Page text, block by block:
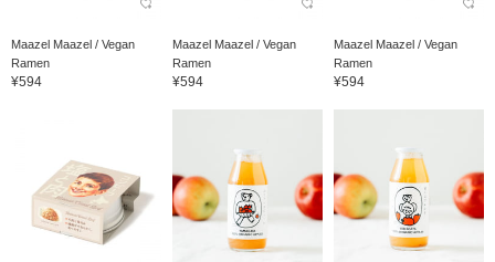
Maazel Maazel / Vegan
Ramen
¥594
Maazel Maazel / Vegan
Ramen
¥594
Maazel Maazel / Vegan
Ramen
¥594